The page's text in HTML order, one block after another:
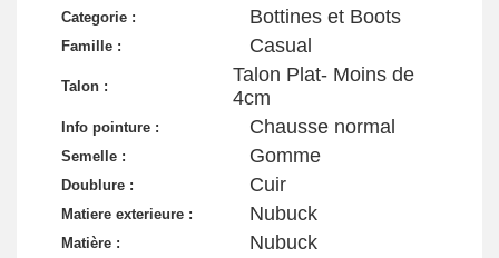
Categorie : Bottines et Boots
Famille : Casual
Talon :
Talon Plat- Moins de
4cm
Info pointure : Chausse normal
Semelle : Gomme
Doublure : Cuir
Matiere exterieure : Nubuck
Matière : Nubuck